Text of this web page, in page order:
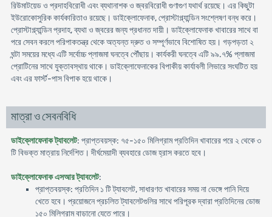
রিউমাটয়েড ও প্রদাহবিরোধী এবং ব্যথানাশক ও জ্বরবিরোধী গুণাগুণ যথার্থ রয়েছে। এর কিছুটা
ইউরোকোসুরিক কার্যকারিতাও রয়েছে। ডাইক্লোফেনাক, প্রোস্টাগ্ল্যান্ডিন সংশ্লেষণ বন্ধ করে।
প্রোস্টাগ্ল্যান্ডিন প্রদাহ, ব্যথা ও জ্বরের জন্য প্রধানত দায়ী। ডাইক্লোফেনাক খাবারের সাথে বা
পরে সেবন করলে পরিপাকতন্ত্র থেকে অত্যন্ত দ্রুত ও সম্পূর্ণভাবে বিশোষিত হয়। গড়পড়তা ২
ঘন্টা সময়ের মধ্যে এটি সর্বোচ্চ প্লাজমা ঘনত্বে পৌঁছায়। কার্যকরী ঘনত্বে এটি ৯৯.৭% প্লাজমা
প্রোটিনের সাথে যুক্তাবস্থায় থাকে। ডাইক্লোফেনাকের বিপাকীয় কার্যাবলী লিভারে সংঘটিত হয়
এবং এর ফার্স্ট-পাস বিপাক হয়ে থাকে।
মাত্রা ও সেবনবিধি
ডাইক্লোফেনাক ট্যাবলেট: প্রাপ্তবয়স্ক: ৭৫-১৫০ মিলিগ্রাম প্রতিদিন খাবারের পরে ২ থেকে ৩
টি বিভক্ত মাত্রায় নির্দেশিত। দীর্ঘমেয়াদী ব্যবহারে ডোজ হ্রাস করতে হবে।
ডাইক্লোফেনাক এসআর ট্যাবলেট:
প্রাপ্তবয়স্ক: প্রতিদিন ১ টি ট্যাবলেট, সাধারণত খাবারের সময় না ভেঙ্গে পানি দিয়ে
খেতে হবে। প্রয়োজনে প্রচলিত ট্যাবলেটগুলির সাথে পরিপূরক দ্বারা প্রতিদিনের ডোজ
১৫০ মিলিগ্রাম বাড়ানো যেতে পারে।